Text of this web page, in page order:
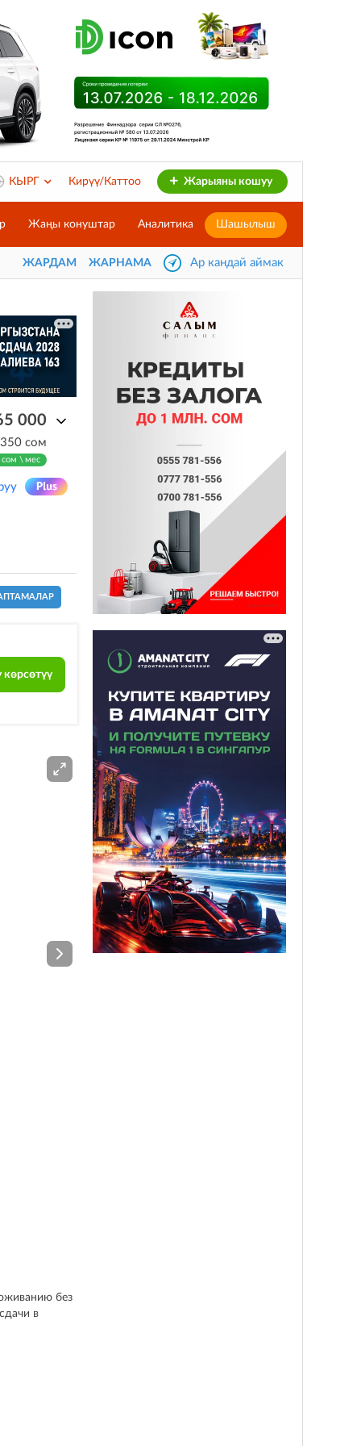
КЫРГ Кирүү/Каттоо Жарыяны кошуу
Жаңы конуштар Аналитика Шашылыш
ЖАРДАМ ЖАРНАМА Ар кандай аймак
000
сом
сом \ мес
көрсөтүү
ЖАРНАМА
без
в